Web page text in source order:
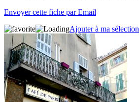
Envoyer cette fiche par Email
Ajouter à ma sélection